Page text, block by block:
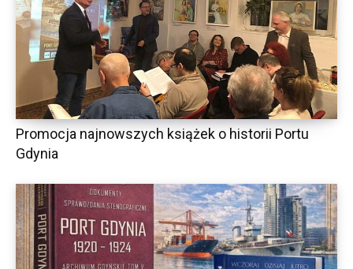
Promocja najnowszych książek o historii Portu
Gdynia